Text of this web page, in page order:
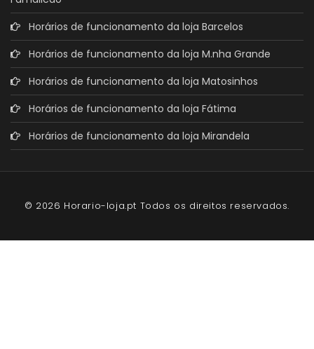
Horários de funcionamento da loja Barcelos
Horários de funcionamento da loja M.nha Grande
Horários de funcionamento da loja Matosinhos
Horários de funcionamento da loja Fátima
Horários de funcionamento da loja Mirandela
© 2026 Horario-loja.pt Todos os direitos reservados.